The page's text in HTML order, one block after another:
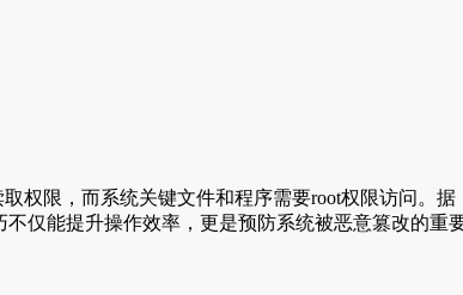
权限，而系统关键文件和程序需要root权限访问。据
仅能提升操作效率，更是预防系统被恶意篡改的重